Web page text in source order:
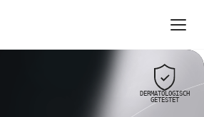
DERMATOLOGISCH
GETESTET